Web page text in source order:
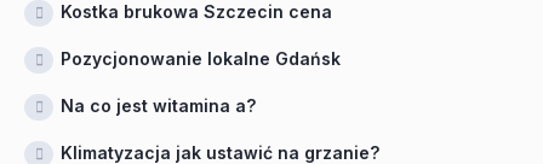
Kostka brukowa Szczecin cena
Pozycjonowanie lokalne Gdańsk
Na co jest witamina a?
Klimatyzacja jak ustawić na grzanie?